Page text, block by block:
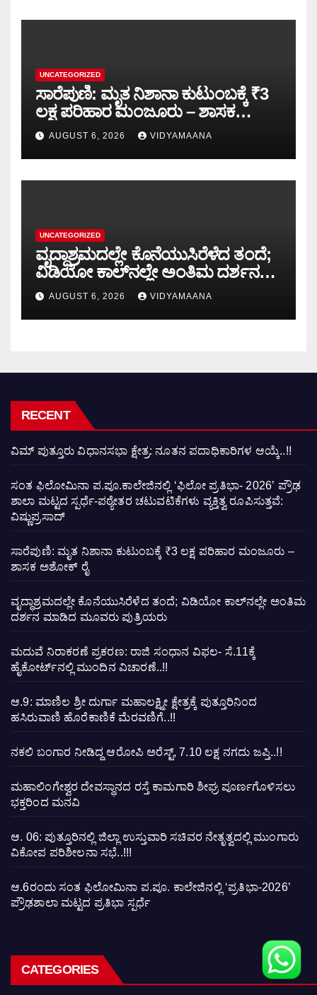
UNCATEGORIZED
ಸಾರೆಪುಣಿ: ಮೃತ ನಿಶಾನಾ ಕುಟುಂಬಕ್ಕೆ ₹3
ಲಕ್ಷ ಪರಿಹಾರ ಮಂಜೂರು – ಶಾಸಕ
ಅಶೋಕ್ ರೈ
AUGUST 6, 2026 VIDYAMAANA
UNCATEGORIZED
ವೃದ್ಧಾಶ್ರಮದಲ್ಲೇ ಕೊನೆಯುಸಿರೆಳೆದ ತಂದೆ;
ವಿಡಿಯೋ ಕಾಲ್‌ನಲ್ಲೇ ಅಂತಿಮ ದರ್ಶನ
ಮಾಡಿದ ಮೂವರು ಪುತ್ರಿಯರು
AUGUST 6, 2026 VIDYAMAANA
RECENT
ವಿಮ್ ಪುತ್ತೂರು ವಿಧಾನಸಭಾ ಕ್ಷೇತ್ರ: ನೂತನ ಪದಾಧಿಕಾರಿಗಳ ಆಯ್ಕೆ..!!
ಸಂತ ಫಿಲೋಮಿನಾ ಪ.ಪೂ.ಕಾಲೇಜಿನಲ್ಲಿ ‘ಫಿಲೋ ಪ್ರತಿಭಾ- 2026’ ಪ್ರೌಢ
ಶಾಲಾ ಮಟ್ಟದ ಸ್ಪರ್ಧೆ-ಪಠ್ಯೇತರ ಚಟುವಟಿಕೆಗಳು ವ್ಯಕ್ತಿತ್ವ ರೂಪಿಸುತ್ತವೆ:
ವಿಷ್ಣುಪ್ರಸಾದ್
ಸಾರೆಪುಣಿ: ಮೃತ ನಿಶಾನಾ ಕುಟುಂಬಕ್ಕೆ ₹3 ಲಕ್ಷ ಪರಿಹಾರ ಮಂಜೂರು –
ಶಾಸಕ ಅಶೋಕ್ ರೈ
ವೃದ್ಧಾಶ್ರಮದಲ್ಲೇ ಕೊನೆಯುಸಿರೆಳೆದ ತಂದೆ; ವಿಡಿಯೋ ಕಾಲ್‌ನಲ್ಲೇ ಅಂತಿಮ
ದರ್ಶನ ಮಾಡಿದ ಮೂವರು ಪುತ್ರಿಯರು
ಮದುವೆ ನಿರಾಕರಣೆ ಪ್ರಕರಣ: ರಾಜಿ ಸಂಧಾನ ವಿಫಲ- ಸೆ.11ಕ್ಕೆ
ಹೈಕೋರ್ಟ್‌ನಲ್ಲಿ ಮುಂದಿನ ವಿಚಾರಣೆ..!!
ಆ.9: ಮಾಣಿಲ ಶ್ರೀ ದುರ್ಗಾ ಮಹಾಲಕ್ಷ್ಮೀ ಕ್ಷೇತ್ರಕ್ಕೆ ಪುತ್ತೂರಿನಿಂದ
ಹಸಿರುವಾಣಿ ಹೊರೆಕಾಣಿಕೆ ಮೆರವಣಿಗೆ..!!
ನಕಲಿ ಬಂಗಾರ ನೀಡಿದ್ದ ಆರೋಪಿ ಅರೆಸ್ಟ್, 7.10 ಲಕ್ಷ ನಗದು ಜಪ್ತಿ..!!
ಮಹಾಲಿಂಗೇಶ್ವರ ದೇವಸ್ಥಾನದ ರಸ್ತೆ ಕಾಮಗಾರಿ ಶೀಘ್ರ ಪೂರ್ಣಗೊಳಿಸಲು
ಭಕ್ತರಿಂದ ಮನವಿ
ಆ. 06: ಪುತ್ತೂರಿನಲ್ಲಿ ಜಿಲ್ಲಾ ಉಸ್ತುವಾರಿ ಸಚಿವರ ನೇತೃತ್ವದಲ್ಲಿ ಮುಂಗಾರು
ವಿಕೋಪ ಪರಿಶೀಲನಾ ಸಭೆ..!!!
ಆ.6ರಂದು ಸಂತ ಫಿಲೋಮಿನಾ ಪ.ಪೂ. ಕಾಲೇಜಿನಲ್ಲಿ ‘ಪ್ರತಿಭಾ-2026’
ಪ್ರೌಢಶಾಲಾ ಮಟ್ಟದ ಪ್ರತಿಭಾ ಸ್ಪರ್ಧೆ
CATEGORIES